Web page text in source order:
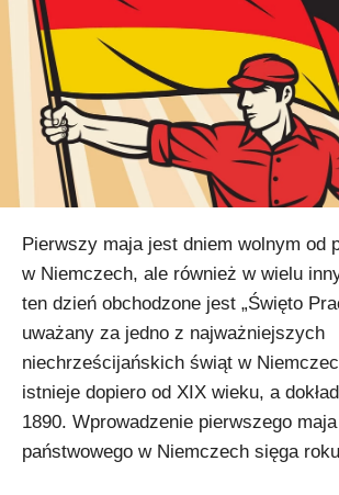
Pierwszy maja jest dniem wolnym od
w Niemczech, ale również w wielu
ten dzień obchodzone jest „Święto
uważany za jedno z najważniejszych
niechrześcijańskich świąt w
istnieje dopiero od XIX wieku, a
1890. Wprowadzenie pierwszego
państwowego w Niemczech sięga